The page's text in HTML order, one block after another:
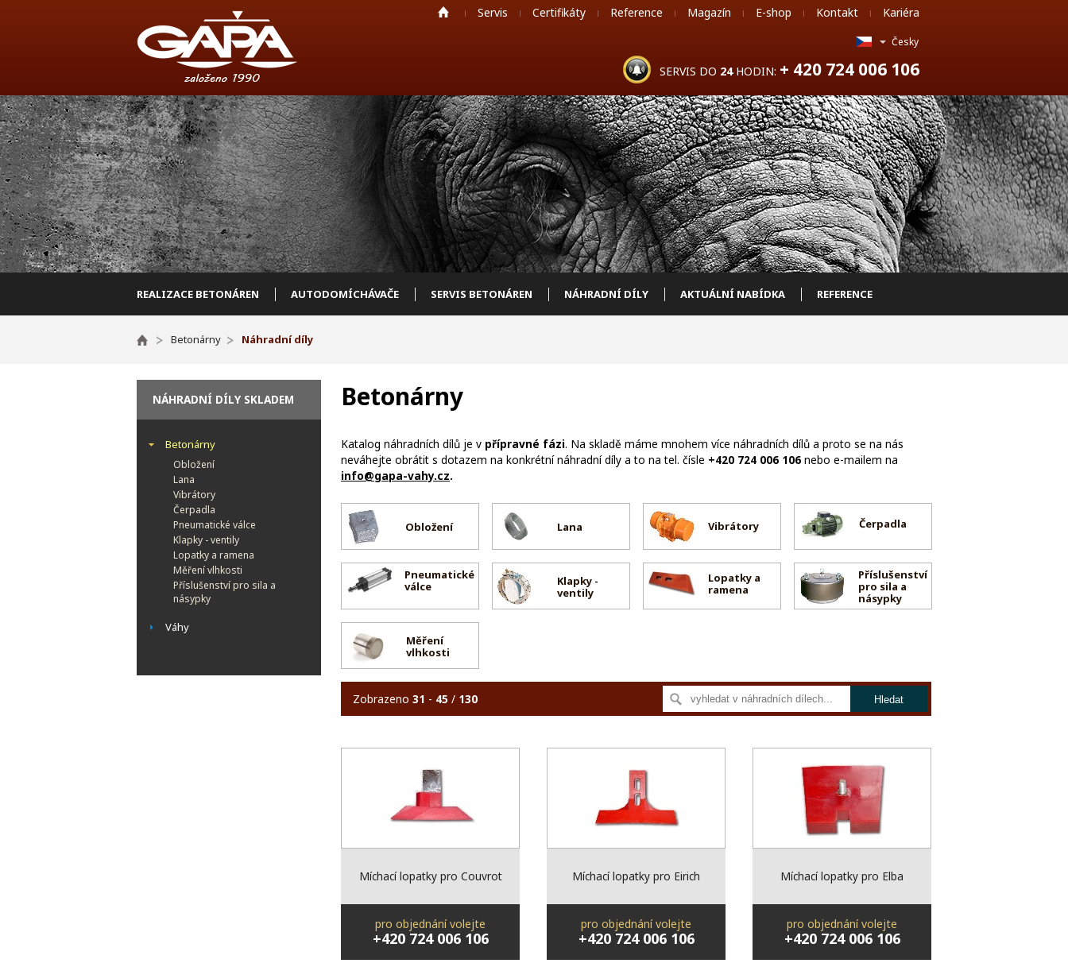
Servis Certifikáty Reference Magazín E-shop Kontakt Kariéra
SERVIS DO 24HODIN: + 420 724 006 106
Česky
REALIZACE BETONÁREN AUTODOMÍCHÁVAČE SERVIS BETONÁREN NÁHRADNÍ DÍLY AKTUÁLNÍ NABÍDKA REFERENCE
Betonárny Náhradní díly
NÁHRADNÍ DÍLY SKLADEM
Betonárny
Obložení
Lana
Vibrátory
Čerpadla
Pneumatické válce
Klapky - ventily
Lopatky a ramena
Měření vlhkosti
Příslušenství pro sila a
násypky
Váhy
Betonárny
Katalog náhradních dílů je v přípravné fázi. Na skladě máme mnohem více náhradních dílů a proto se na nás
neváhejte obrátit s dotazem na konkrétní náhradní díly a to na tel. čísle +420 724 006 106 nebo e-mailem na
info@gapa-vahy.cz.
Obložení Lana Vibrátory Čerpadla
Pneumatické
válce
Klapky -
ventily
Lopatky a
ramena
Příslušenství
pro sila a
násypky
Měření
vlhkosti
Zobrazeno 31 - 45 / 130
Míchací lopatky pro Couvrot
pro objednání volejte
+420 724 006 106
Míchací lopatky pro Eirich
pro objednání volejte
+420 724 006 106
Míchací lopatky pro Elba
pro objednání volejte
+420 724 006 106